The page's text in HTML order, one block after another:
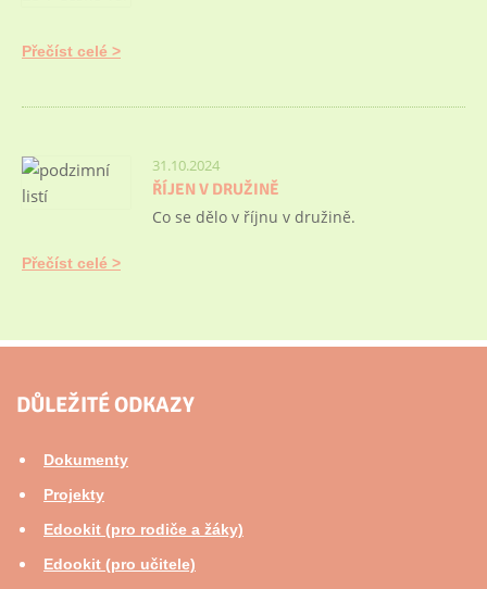
Přečíst celé
31.10.2024
ŘÍJEN V DRUŽINĚ
Co se dělo v říjnu v družině.
Přečíst celé
DŮLEŽITÉ ODKAZY
Dokumenty
Projekty
Edookit (pro rodiče a žáky)
Edookit (pro učitele)